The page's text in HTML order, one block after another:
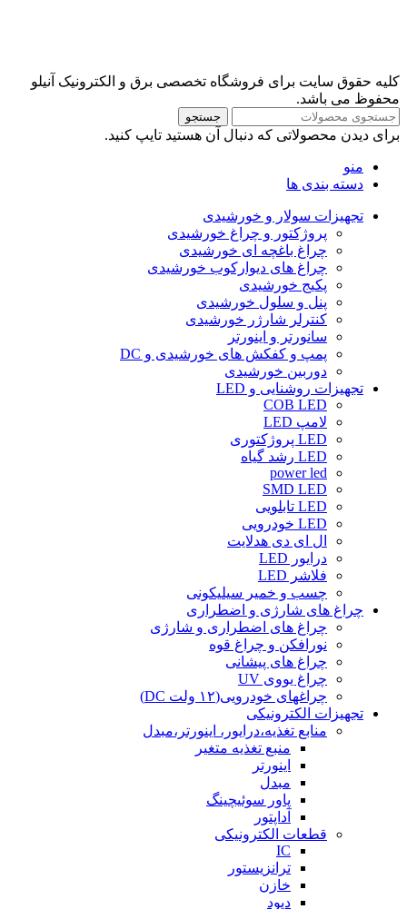
کلیه حقوق سایت برای فروشگاه تخصصی برق و الکترونیک آنیلو
محفوظ می باشد.
جستجو
برای دیدن محصولاتی که دنبال آن هستید تایپ کنید.
منو
دسته بندی ها
تجهیزات سولار و خورشیدی
پروژکتور و چراغ خورشیدی
چراغ باغچه ای خورشیدی
چراغ های دیوارکوب خورشیدی
پکیج خورشیدی
پنل و سلول خورشیدی
کنترلر شارژر خورشیدی
سانورتر و اینورتر
پمپ و کفکش های خورشیدی و DC
دوربین خورشیدی
تجهیزات روشنایی و LED
COB LED
لامپ LED
LED پروژکتوری
LED رشد گیاه
power led
SMD LED
LED تابلویی
LED خودرویی
ال ای دی هدلایت
درایور LED
فلاشر LED
چسب و خمیر سیلیکونی
چراغ های شارژی و اضطراری
چراغ های اضطراری و شارژی
نورافکن و چراغ قوه
چراغ های پیشانی
چراغ یووی UV
چراغهای خودرویی(۱۲ ولت DC)
تجهیزات الکترونیکی
منابع تغذیه،درایور، اینورتر،مبدل
منبع تغذیه متغیر
اینورتر
مبدل
پاور سوئیچینگ
آداپتور
قطعات الکترونیکی
IC
ترانزیستور
خازن
دیود